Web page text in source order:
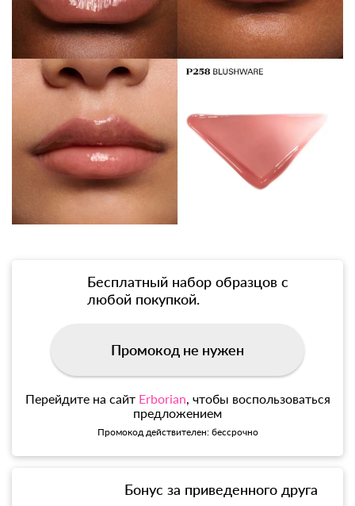
Бесплатный набор образцов с
любой покупкой.
Промокод не нужен
Перейдите на сайт Erborian, чтобы воспользоваться
предложением
Промокод действителен: бессрочно
Бонус за приведенного друга